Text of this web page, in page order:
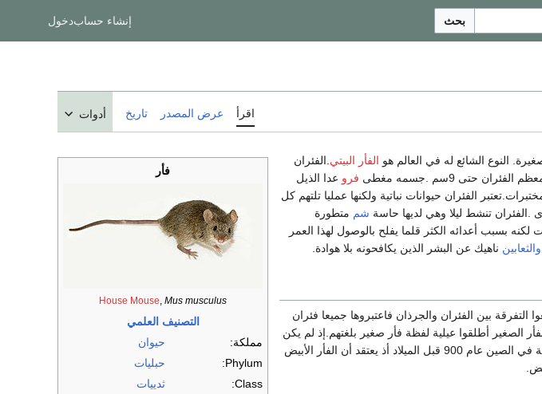
بحث إنشاء حسابدخول
اقرأ عرض المصدر تاريخ أدوات
فأر
House Mouse, Mus musculus
التصنيف العلمي
مملكة:
حيوان
Phylum:
حبليات
Class:
ثدييات
النوع الشائع له في العالم هو الفأر البيتي .الفئران
حتى 9سم .جسمه مغطى
فرو عدا الذيل
الفئران حيوانات نباتية ولكنها عمليا تلتهم كل
تنشط ليلا وهي لديها حاسة شم متطورة
بسبب أعدائه الكثر قلما يفلح بالوصول لهذا العمر
والثعابين ناهيك عن البشر الذين يكافحونه بلا هوادة.
بين الفئران والجرذان فاعتبروها جميعا فئران
الصغير أطلقوا عيلية لفظة فأر صغير بلغتهم.إذ لم يكن
معهودا رؤية فئران متعددة الالوان ولوحظ هذا الامر في البداية في الصين عام 900 قبل الميلاد أذ يعتقد أن الفأر الأبيض